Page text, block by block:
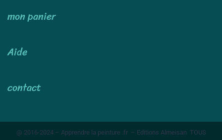
mon panier
Aide
contact
@ 2016-2024 – Apprendre la peinture .fr – Editions Almeisan TOUS